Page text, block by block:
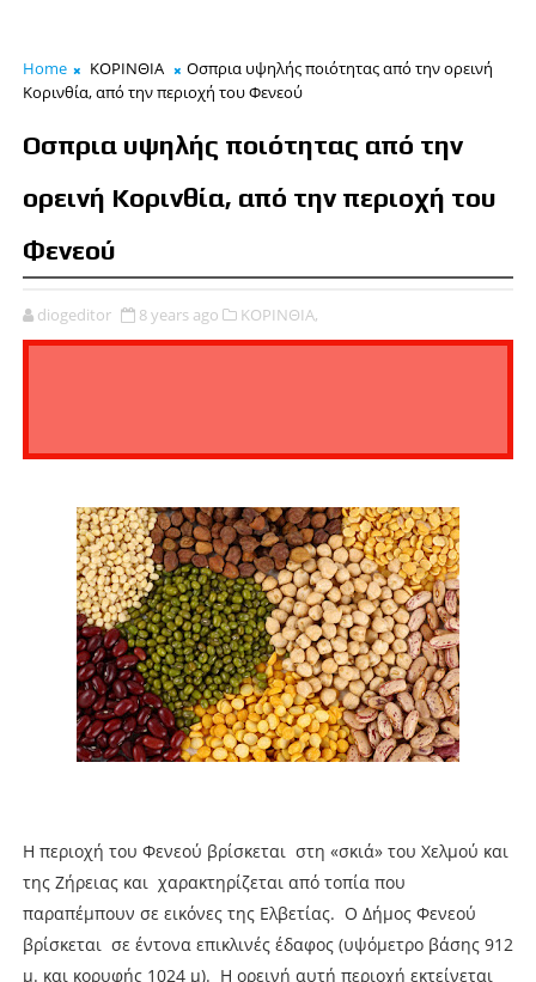
Home ΚΟΡΙΝΘΙΑ
Οσπρια υψηλής ποιότητας από την ορεινή
Κορινθία, από την περιοχή του Φενεού
Οσπρια υψηλής ποιότητας από την
ορεινή Κορινθία, από την περιοχή του
Φενεού
diogeditor 8 years ago ΚΟΡΙΝΘΙΑ,
Η περιοχή του Φενεού βρίσκεται στη «σκιά» του Χελμού και
της Ζήρειας και χαρακτηρίζεται από τοπία που
παραπέμπουν σε εικόνες της Ελβετίας. Ο Δήμος Φενεού
βρίσκεται σε έντονα επικλινές έδαφος (υψόμετρο βάσης 912
μ. και κορυφής 1024 μ). Η ορεινή αυτή περιοχή εκτείνεται